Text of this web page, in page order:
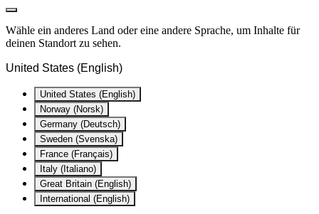
Wähle ein anderes Land oder eine andere Sprache, um Inhalte für
deinen Standort zu sehen.
United States (English)
United States (English)
Norway (Norsk)
Germany (Deutsch)
Sweden (Svenska)
France (Français)
Italy (Italiano)
Great Britain (English)
International (English)